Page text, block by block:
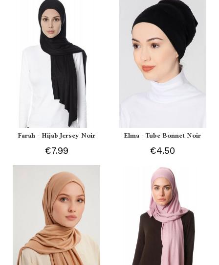
Farah - Hijab Jersey Noir
€7.99
Elma - Tube Bonnet Noir
€4.50